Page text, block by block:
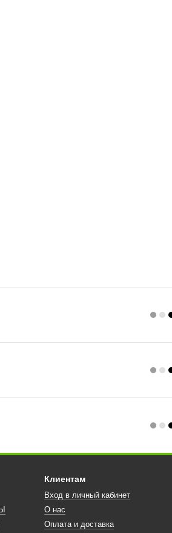
Клиентам
Вход в личный кабинет
О нас
Оплата и доставка